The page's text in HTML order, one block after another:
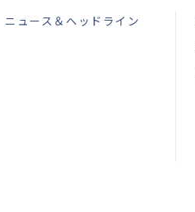
ニュース＆ヘッドライン